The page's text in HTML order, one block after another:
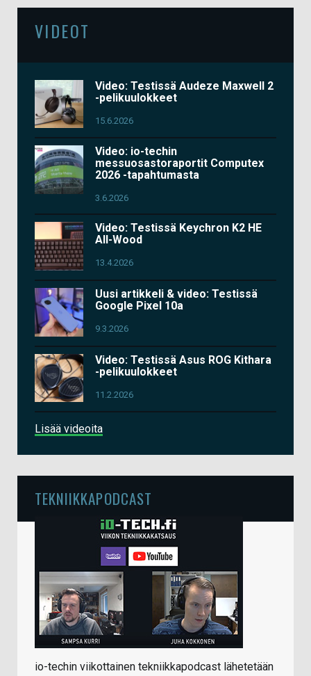
VIDEOT
Video: Testissä Audeze Maxwell 2
-pelikuulokkeet
15.6.2026
Video: io-techin
messuosastoraportit Computex
2026 -tapahtumasta
3.6.2026
Video: Testissä Keychron K2 HE
All-Wood
13.4.2026
Uusi artikkeli & video: Testissä
Google Pixel 10a
9.3.2026
Video: Testissä Asus ROG Kithara
-pelikuulokkeet
11.2.2026
Lisää videoita
TEKNIIKKAPODCAST
io-techin viikottainen tekniikkapodcast lähetetään